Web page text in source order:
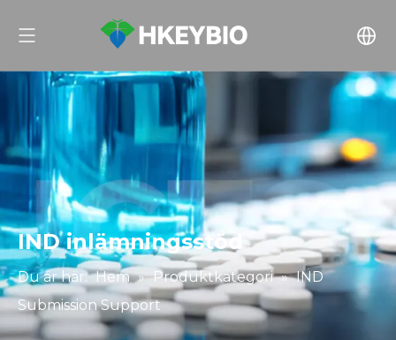
IND inlämningsstöd
Du är här: Hem » Produktkategori » IND
Submission Support